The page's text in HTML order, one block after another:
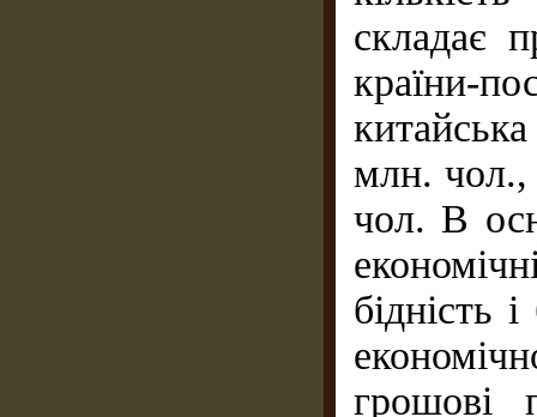
складає
країни-
млн. чол.,
чол. В
бідність
грошові